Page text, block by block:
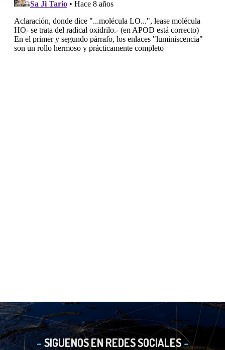
SIGUENOS EN REDES SOCIALES